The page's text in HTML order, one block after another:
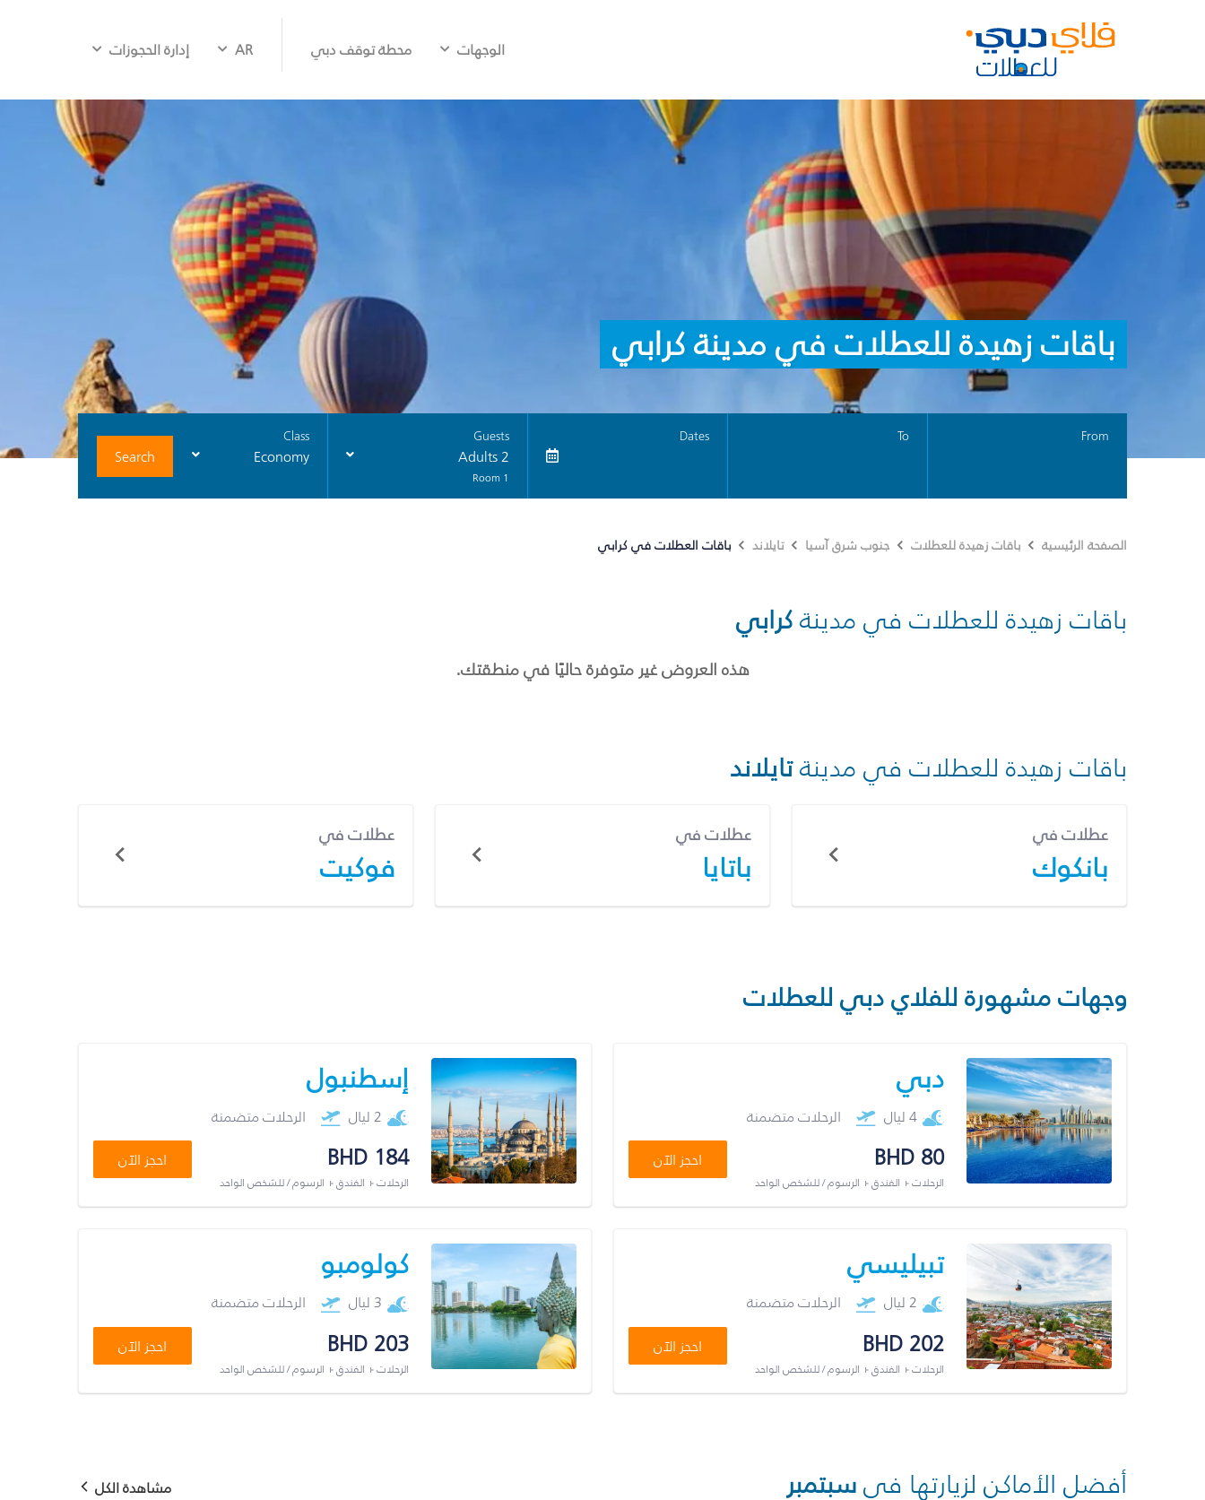
الوجهات محطة توقف دبي AR إدارة الحجوزات
باقات زهيدة للعطلات في مدينة كرابي
From
To
Dates
Guests
2 Adults
1 Room
Class
Economy
Search
الصفحة الرئيسية باقات زهيدة للعطلات جنوب شرق آسيا تايلاند باقات العطلات في كرابي
باقات زهيدة للعطلات في مدينةكرابي
هذه العروض غير متوفرة حاليًا في منطقتك.
باقات زهيدة للعطلات في مدينةتايلاند
عطلات في
بانكوك
عطلات في
باتايا
عطلات في
فوكيت
وجهات مشهورة للفلاي دبي للعطلات
دبي
4 ليال الرحلات متضمنة
BHD 80
الرحلات + الفندق + الرسوم / للشخص الواحد
احجز الآن
إسطنبول
2 ليال الرحلات متضمنة
BHD 184
الرحلات + الفندق + الرسوم / للشخص الواحد
احجز الآن
تبيليسي
2 ليال الرحلات متضمنة
BHD 202
الرحلات + الفندق + الرسوم / للشخص الواحد
احجز الآن
كولومبو
3 ليال الرحلات متضمنة
BHD 203
الرحلات + الفندق + الرسوم / للشخص الواحد
احجز الآن
أفضل الأماكن لزيارتها فيسبتمبر مشاهدة الكل